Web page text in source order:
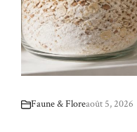
Faune & Floreaoût 5, 2026